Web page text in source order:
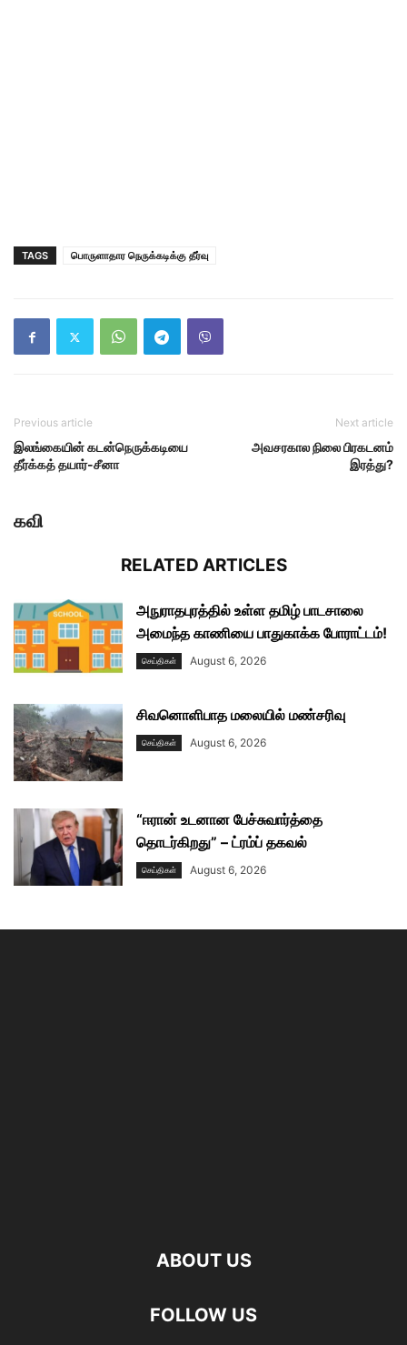
TAGS பொருளாதார நெருக்கடிக்கு தீர்வு
Previous article
இலங்கையின் கடன்நெருக்கடியை
தீர்க்கத் தயார்-சீனா
Next article
அவசரகால நிலை பிரகடனம்
இரத்து?
கவி
RELATED ARTICLES
அநுராதபுரத்தில் உள்ள தமிழ் பாடசாலை
அமைந்த காணியை பாதுகாக்க போராட்டம்!
செய்திகள் August 6, 2026
சிவனொளிபாத மலையில் மண்சரிவு
செய்திகள் August 6, 2026
“ஈரான் உடனான பேச்சுவார்த்தை
தொடர்கிறது” – ட்ரம்ப் தகவல்
செய்திகள் August 6, 2026
ABOUT US
FOLLOW US